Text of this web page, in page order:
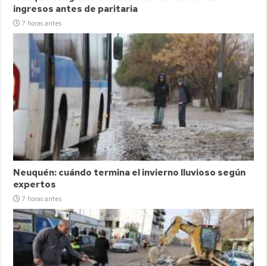
ingresos antes de paritaria
7 horas antes
Neuquén: cuándo termina el invierno lluvioso según
expertos
7 horas antes